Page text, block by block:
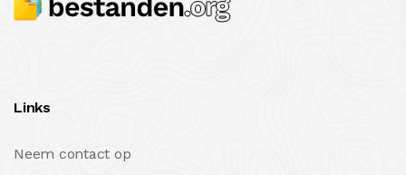
Links
Neem contact op